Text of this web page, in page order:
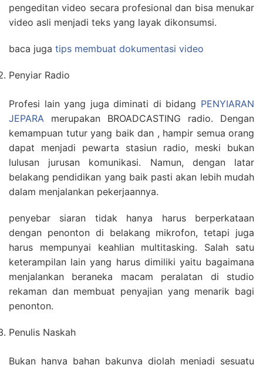
pengeditan video secara profesional dan bisa menukar
video asli menjadi teks yang layak dikonsumsi.
baca juga tips membuat dokumentasi video
Penyiar Radio
Profesi lain yang juga diminati di bidang PENYIARAN
JEPARA merupakan BROADCASTING radio. Dengan
kemampuan tutur yang baik dan , hampir semua orang
dapat menjadi pewarta stasiun radio, meski bukan
lulusan jurusan komunikasi. Namun, dengan latar
belakang pendidikan yang baik pasti akan lebih mudah
dalam menjalankan pekerjaannya.
penyebar siaran tidak hanya harus berperkataan
dengan penonton di belakang mikrofon, tetapi juga
harus mempunyai keahlian multitasking. Salah satu
keterampilan lain yang harus dimiliki yaitu bagaimana
menjalankan beraneka macam peralatan di studio
rekaman dan membuat penyajian yang menarik bagi
penonton.
Penulis Naskah
Bukan hanya bahan bakunya diolah menjadi sesuatu